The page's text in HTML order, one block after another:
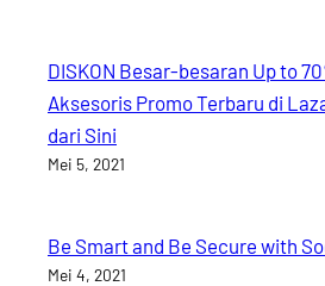
DISKON Besar-besaran Up to
Aksesoris Promo Terbaru di
dari Sini
Mei 5, 2021
Be Smart and Be Secure with
Mei 4, 2021